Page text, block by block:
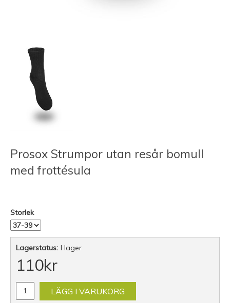
Prosox Strumpor utan resår bomull
med frottésula
Storlek
Lagerstatus: I lager
110kr
LÄGG I VARUKORG